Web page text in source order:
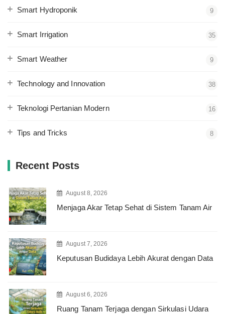
Smart Hydroponik 9
Smart Irrigation 35
Smart Weather 9
Technology and Innovation 38
Teknologi Pertanian Modern 16
Tips and Tricks 8
Recent Posts
August 8, 2026
Menjaga Akar Tetap Sehat di Sistem Tanam Air
August 7, 2026
Keputusan Budidaya Lebih Akurat dengan Data
August 6, 2026
Ruang Tanam Terjaga dengan Sirkulasi Udara